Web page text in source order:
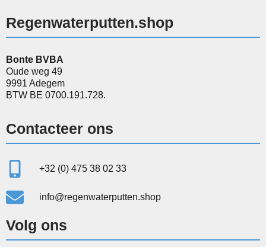
Regenwaterputten.shop
Bonte BVBA
Oude weg 49
9991 Adegem
BTW BE 0700.191.728.
Contacteer ons
+32 (0) 475 38 02 33
info@regenwaterputten.shop
Volg ons